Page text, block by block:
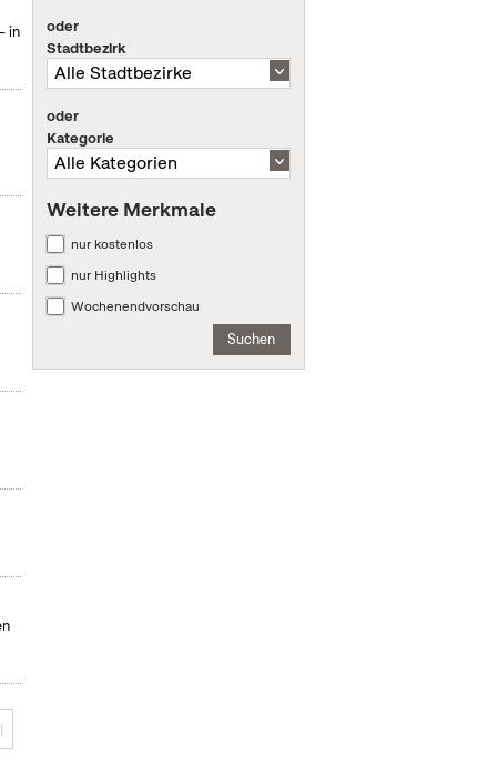
in
oder
Stadtbezirk
oder
Kategorie
Weitere Merkmale
nur kostenlos
nur Highlights
Wochenendvorschau
Suchen